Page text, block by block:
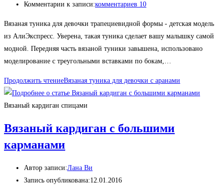
Комментарии к записи:комментариев 10
Вязаная туника для девочки трапециевидной формы - детская модель
из АлиЭкспресс. Уверена, такая туника сделает вашу малышку самой
модной. Передняя часть вязаной туники завышена, использовано
моделирование с треугольными вставками по бокам,…
Продолжить чтениеВязаная туника для девочки с аранами
Вязаный кардиган спицами
Вязаный кардиган с большими
карманами
Автор записи:Лана Ви
Запись опубликована:12.01.2016